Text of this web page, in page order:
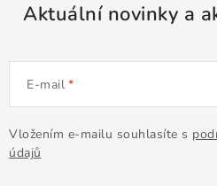
Aktuální novinky a
E-mail
Vložením e-mailu souhlasíte s
údajů